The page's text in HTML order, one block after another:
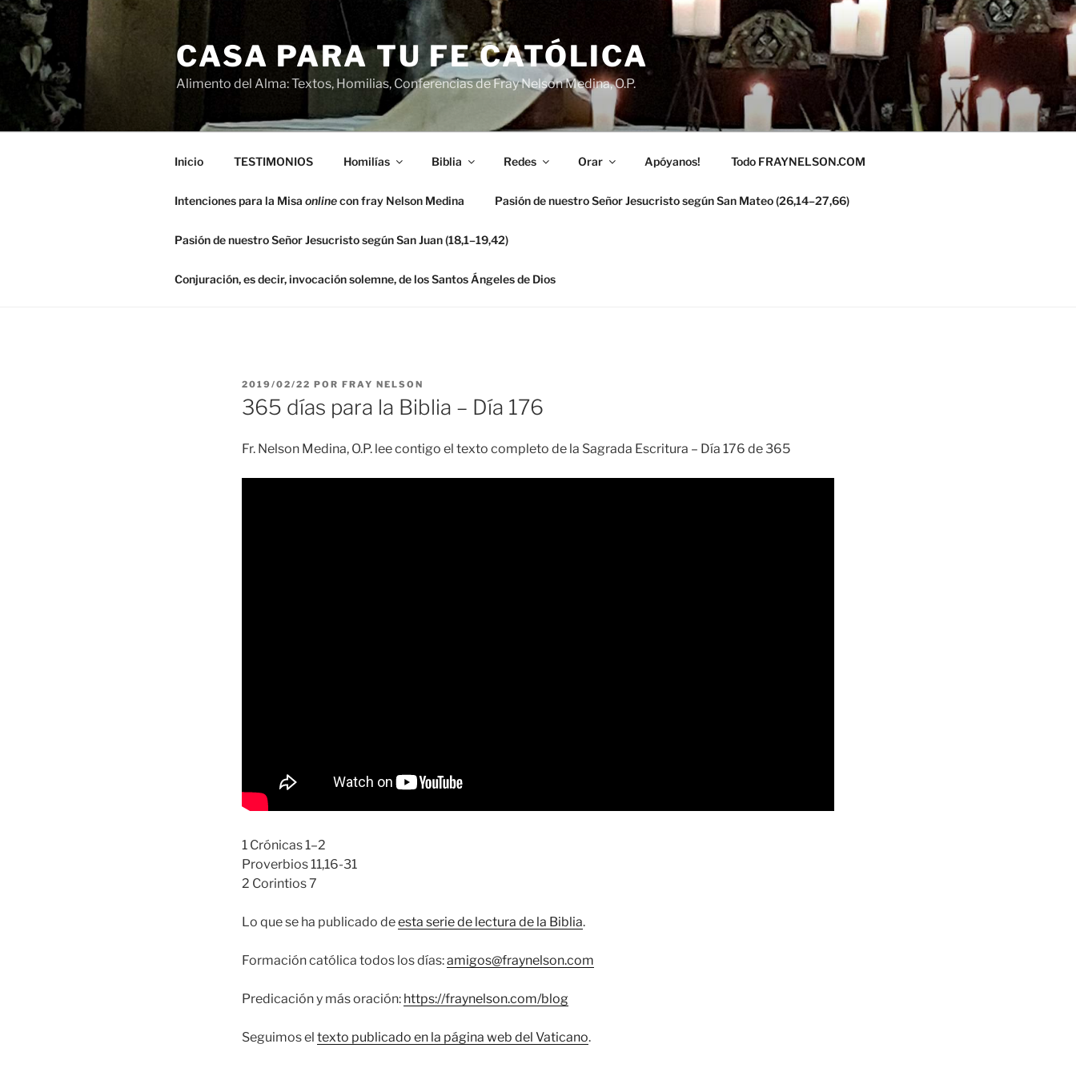
Saltar
contenido
CASA PARA TU FE CATÓLICA
Alimento del Alma: Textos, Homilias, Conferencias de Fray Nelson Medina, O.P.
Inicio TESTIMONIOS Homilías Biblia Redes Orar Apóyanos! Todo FRAYNELSON.COM
Intenciones para la Misa onlinecon fray Nelson Medina Pasión de nuestro Señor Jesucristo según San Mateo (26,14–27,66)
Pasión de nuestro Señor Jesucristo según San Juan (18,1–19,42)
Conjuración, es decir, invocación solemne, de los Santos Ángeles de Dios
PUBLICADO
EL
2019/02/22 POR FRAY NELSON
365 días para la Biblia – Día 176
Fr. Nelson Medina, O.P. lee contigo el texto completo de la Sagrada Escritura – Día 176 de 365
1 Crónicas 1–2
Proverbios 11,16-31
2 Corintios 7
Lo que se ha publicado deesta serie de lectura de la Biblia.
Formación católica todos los días:amigos@fraynelson.com
Predicación y más oración: https://fraynelson.com/blog
Seguimos el texto publicado en la página web del Vaticano.